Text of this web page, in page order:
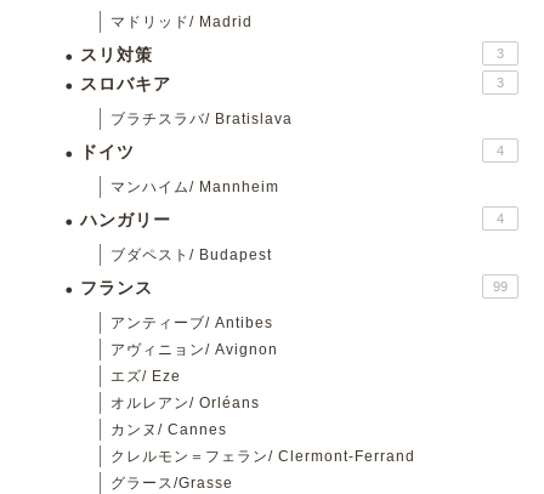
マドリッド/ Madrid
スリ対策 3
スロバキア 3
ブラチスラバ/ Bratislava
ドイツ 4
マンハイム/ Mannheim
ハンガリー 4
ブダペスト/ Budapest
フランス 99
アンティーブ/ Antibes
アヴィニョン/ Avignon
エズ/ Eze
オルレアン/ Orléans
カンヌ/ Cannes
クレルモン＝フェラン/ Clermont-Ferrand
グラース/Grasse